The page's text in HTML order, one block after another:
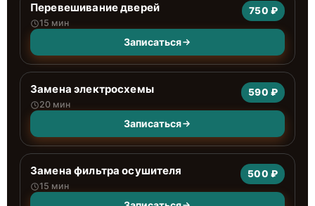
Перевешивание дверей
15 мин
750 ₽
Записаться
Замена электросхемы
20 мин
590 ₽
Записаться
Замена фильтра осушителя
15 мин
500 ₽